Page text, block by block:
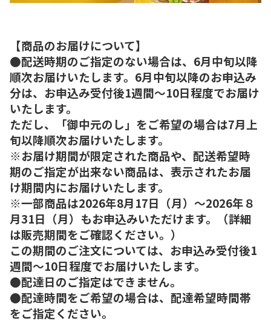
【商品のお届けについて】
●配送時期のご指定のない場合は、6月中旬以降
順次お届けいたします。6月中旬以降のお申込み
分は、お申込み受付後1週間～10日程度でお届け
いたします。
ただし、「御中元のし」をご希望の場合は7月上
旬以降順次お届けいたします。
※お届け期間が限定された商品や、配送希望時
期のご指定が出来ない商品は、表示されたお届
け期間内にお届けいたします。
※一部商品は2026年8月17日（月）～2026年８
月31日（月）もお申込みいただけます。（詳細
は販売期間をご確認ください。）
この期間のご注文については、お申込み受付後1
週間～10日程度でお届けいたします。
●配達日のご指定はできません。
●配達時間をご希望の場合は、配達希望時間帯
をご指定ください。